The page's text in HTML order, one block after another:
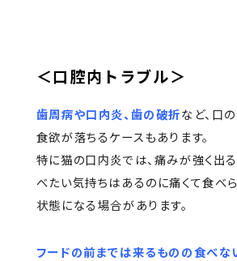
＜口腔内トラブル＞
歯周病や口内炎、歯の破折など、口
食欲が落ちるケースもあります。
特に猫の口内炎では、痛みが強く出る
べたい気持ちはあるのに痛くて食べ
状態になる場合があります。
フードの前までは来るものの食べな